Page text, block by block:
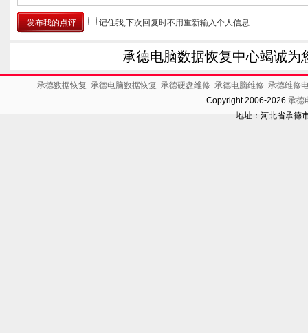
记住我,下次回复时不用重新输入个人信息
承德电脑数据恢复中心竭诚为
承德数据恢复 承德电脑数据恢复 承德硬盘维修 承德电脑维修 承德维修
Copyright 2006-2026 承德
地址：河北省承德